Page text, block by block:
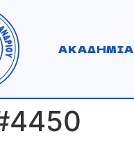
ΑΚΑΔΗΜΙΑ